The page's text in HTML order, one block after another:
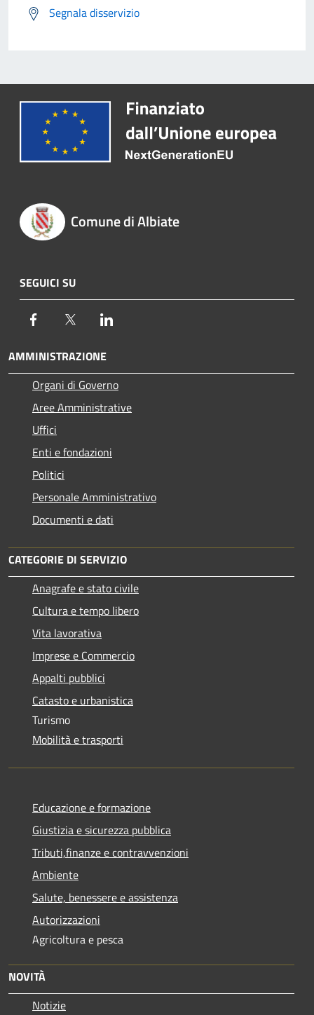
Segnala disservizio
Comune di Albiate
SEGUICI SU
Facebook Twitter
AMMINISTRAZIONE
Organi di Governo
Aree Amministrative
Uffici
Enti e fondazioni
Politici
Personale Amministrativo
Documenti e dati
CATEGORIE DI SERVIZIO
Anagrafe e stato civile
Cultura e tempo libero
Vita lavorativa
Imprese e Commercio
Appalti pubblici
Catasto e urbanistica
Turismo
Mobilità e trasporti
Educazione e formazione
Giustizia e sicurezza pubblica
Tributi,finanze e contravvenzioni
Ambiente
Salute, benessere e assistenza
Autorizzazioni
Agricoltura e pesca
NOVITÀ
Notizie